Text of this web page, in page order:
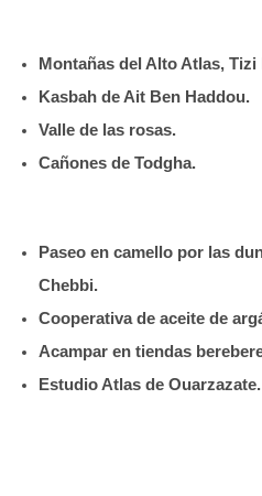
Montañas del Alto Atlas, Tizi
Kasbah de Ait Ben Haddou.
Valle de las rosas.
Cañones de Todgha.
Paseo en camello por las
Chebbi.
Cooperativa de aceite de
Acampar en tiendas
Estudio Atlas de Ouarzazate.